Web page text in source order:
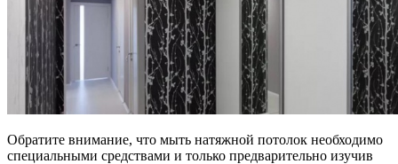
Обратите внимание, что мыть натяжной потолок необходимо
специальными средствами и только предварительно изучив